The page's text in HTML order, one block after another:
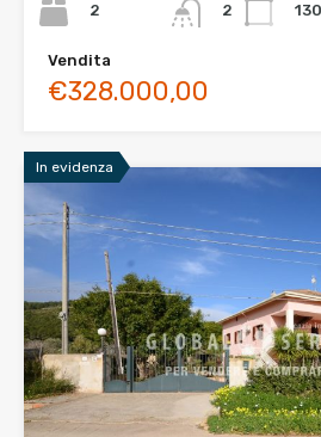
2
2
130
Vendita
€328.000,00
In evidenza